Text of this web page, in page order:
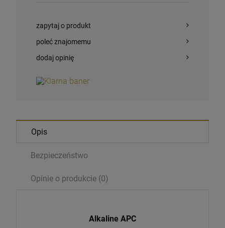
zapytaj o produkt
poleć znajomemu
dodaj opinię
Opis
Bezpieczeństwo
Opinie o produkcie (0)
Alkaline APC